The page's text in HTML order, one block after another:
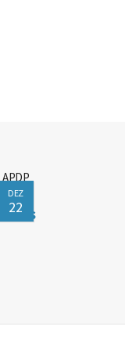
DEZ
22